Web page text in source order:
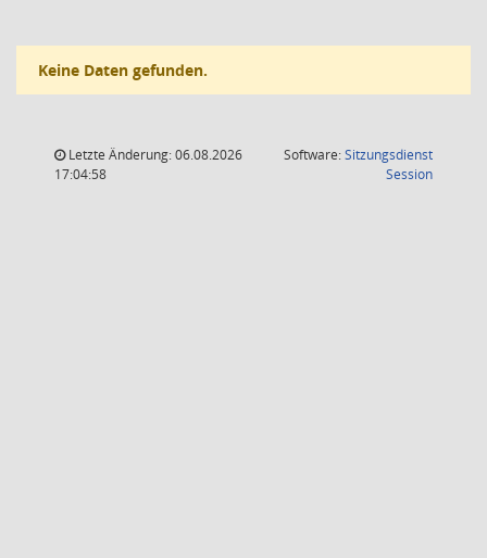
Keine Daten gefunden.
Letzte Änderung: 06.08.2026
17:04:58
Software:Sitzungsdienst
Session(Wird in